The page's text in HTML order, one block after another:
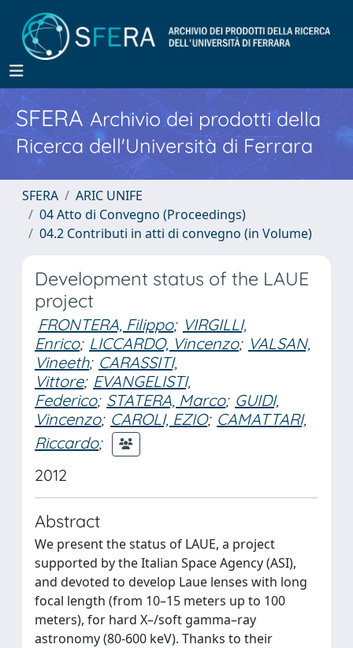
SFERA Archivio dei prodotti della
Ricerca dell'Università di Ferrara
SFERA
ARIC UNIFE
04 Atto di Convegno (Proceedings)
04.2 Contributi in atti di convegno (in Volume)
Development status of the LAUE
project
FRONTERA, Filippo; VIRGILLI,
Enrico; LICCARDO, Vincenzo; VALSAN,
Vineeth; CARASSITI,
Vittore; EVANGELISTI,
Federico; STATERA, Marco; GUIDI,
Vincenzo; CAROLI, EZIO; CAMATTARI,
Riccardo;
2012
Abstract
We present the status of LAUE, a project
supported by the Italian Space Agency (ASI),
and devoted to develop Laue lenses with long
focal length (from 10–15 meters up to 100
meters), for hard X–/soft gamma–ray
astronomy (80-600 keV). Thanks to their